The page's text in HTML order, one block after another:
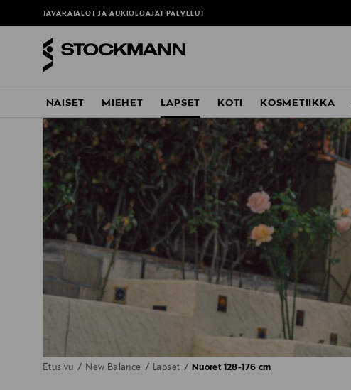
TAVARATALOT JA AUKIOLOAJAT PALVELUT
NAISET MIEHET LAPSET KOTI KOSMETIIKKA
Etusivu New Balance Lapset Nuoret 128-176 cm